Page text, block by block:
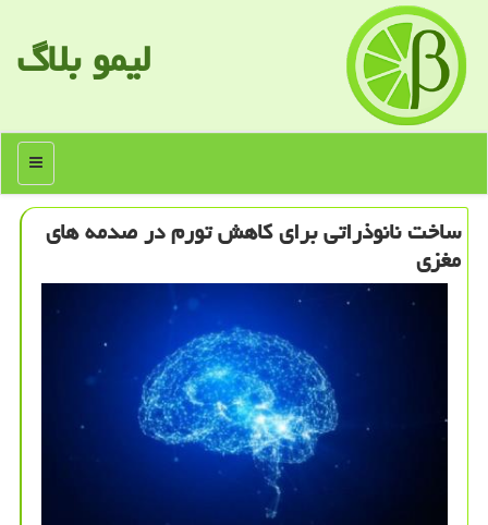
لیمو بلاگ
منو
ساخت نانوذراتی برای كاهش تورم در صدمه های
مغزی